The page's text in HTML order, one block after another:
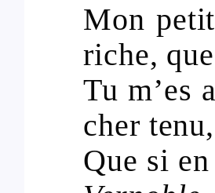
Mon
riche,
Tu m’es
cher tenu,
Que si